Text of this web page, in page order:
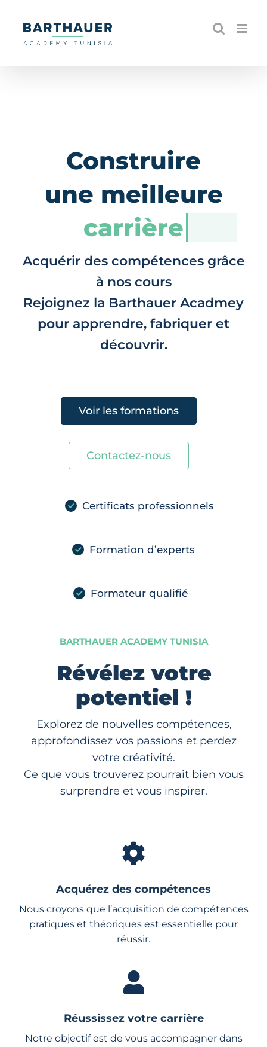
content
Construire
une meilleure
carrière
Acquérir des compétences grâce
à nos cours
Rejoignez la Barthauer Acadmey
pour apprendre, fabriquer et
découvrir.
Voir les formations
Contactez-nous
Certificats professionnels
Formation d’experts
Formateur qualifié
BARTHAUER ACADEMY TUNISIA
Révélez votre
potentiel !
Explorez de nouvelles compétences,
approfondissez vos passions et perdez
votre créativité.
Ce que vous trouverez pourrait bien vous
surprendre et vous inspirer.
Acquérez des compétences
Nous croyons que l’acquisition de compétences
pratiques et théoriques est essentielle pour
réussir.
Réussissez votre carrière
Notre objectif est de vous accompagner dans